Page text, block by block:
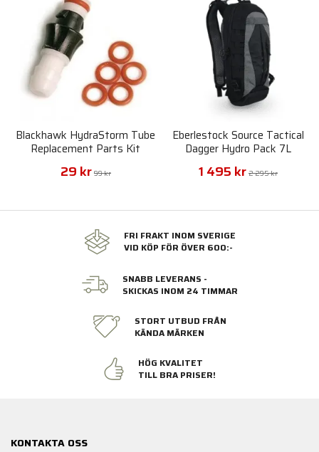
Blackhawk HydraStorm Tube
Replacement Parts Kit
29 kr 99 kr
Eberlestock Source Tactical
Dagger Hydro Pack 7L
1 495 kr 2 295 kr
FRI FRAKT INOM SVERIGE
VID KÖP FÖR ÖVER 600:-
SNABB LEVERANS -
SKICKAS INOM 24 TIMMAR
STORT UTBUD FRÅN
KÄNDA MÄRKEN
HÖG KVALITET
TILL BRA PRISER!
KONTAKTA OSS